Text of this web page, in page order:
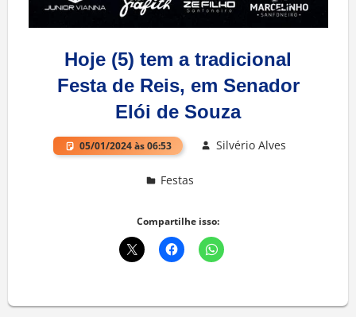
Hoje (5) tem a tradicional
Festa de Reis, em Senador
Elói de Souza
05/01/2024 às 06:53 Silvério Alves
Festas
Compartilhe isso: